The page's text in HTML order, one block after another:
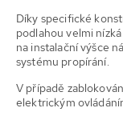
Díky specifické
podlahou velmi
na instalační výšce
systému propírání.
V případě
elektrickým